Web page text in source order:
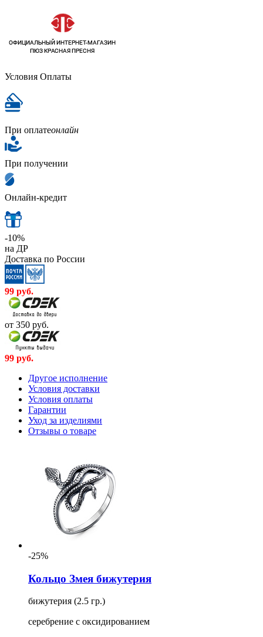
Условия Оплаты
При оплатеонлайн
При получении
Онлайн-кредит
-10%
на ДР
Доставка по России
99 руб.
от 350 руб.
99 руб.
Другое исполнение
Условия доставки
Условия оплаты
Гарантии
Уход за изделиями
Отзывы о товаре
-25%
Кольцо Змея бижутерия
бижутерия (2.5 гр.)
серебрение с оксидированием